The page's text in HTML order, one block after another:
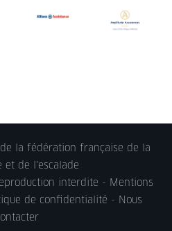
la fédération française de la
et de l'escalade
interdite - Mentions
de confidentialité - Nous